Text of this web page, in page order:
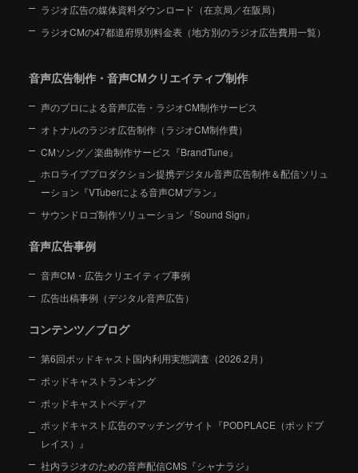
ラジオ広告の媒体資料ダウンロード（在京局／在阪局）
ラジオCMの47都道府県別料金表（地方別のラジオ広告費用一覧）
音声広告制作・音声CMクリエイティブ制作
声のプロによる音声広告・ラジオCM制作サービス
オトナルのラジオ広告制作（ラジオCM制作費）
CMソング／楽曲制作サービス『BrandTune』
ホロライブプロダクション提携デジタル音声広告制作＆配信ソリュ
ーション 『VTuberによる音声CMプラン』
サウンドロゴ制作ソリューション『Sound Sign』
音声広告事例
音声CM・広告クリエイティブ事例
広告出稿事例（デジタル音声広告）
コンテンツ／ブログ
第6回ポッドキャスト国内利用実態調査（2026.2月）
ポッドキャストランキング
ポッドキャストペディア
ポッドキャスト広告のマッチングサイト『PODPLACE（ポッドプ
レイス）』
社内ラジオのための音声配信CMS『シャナラジ』